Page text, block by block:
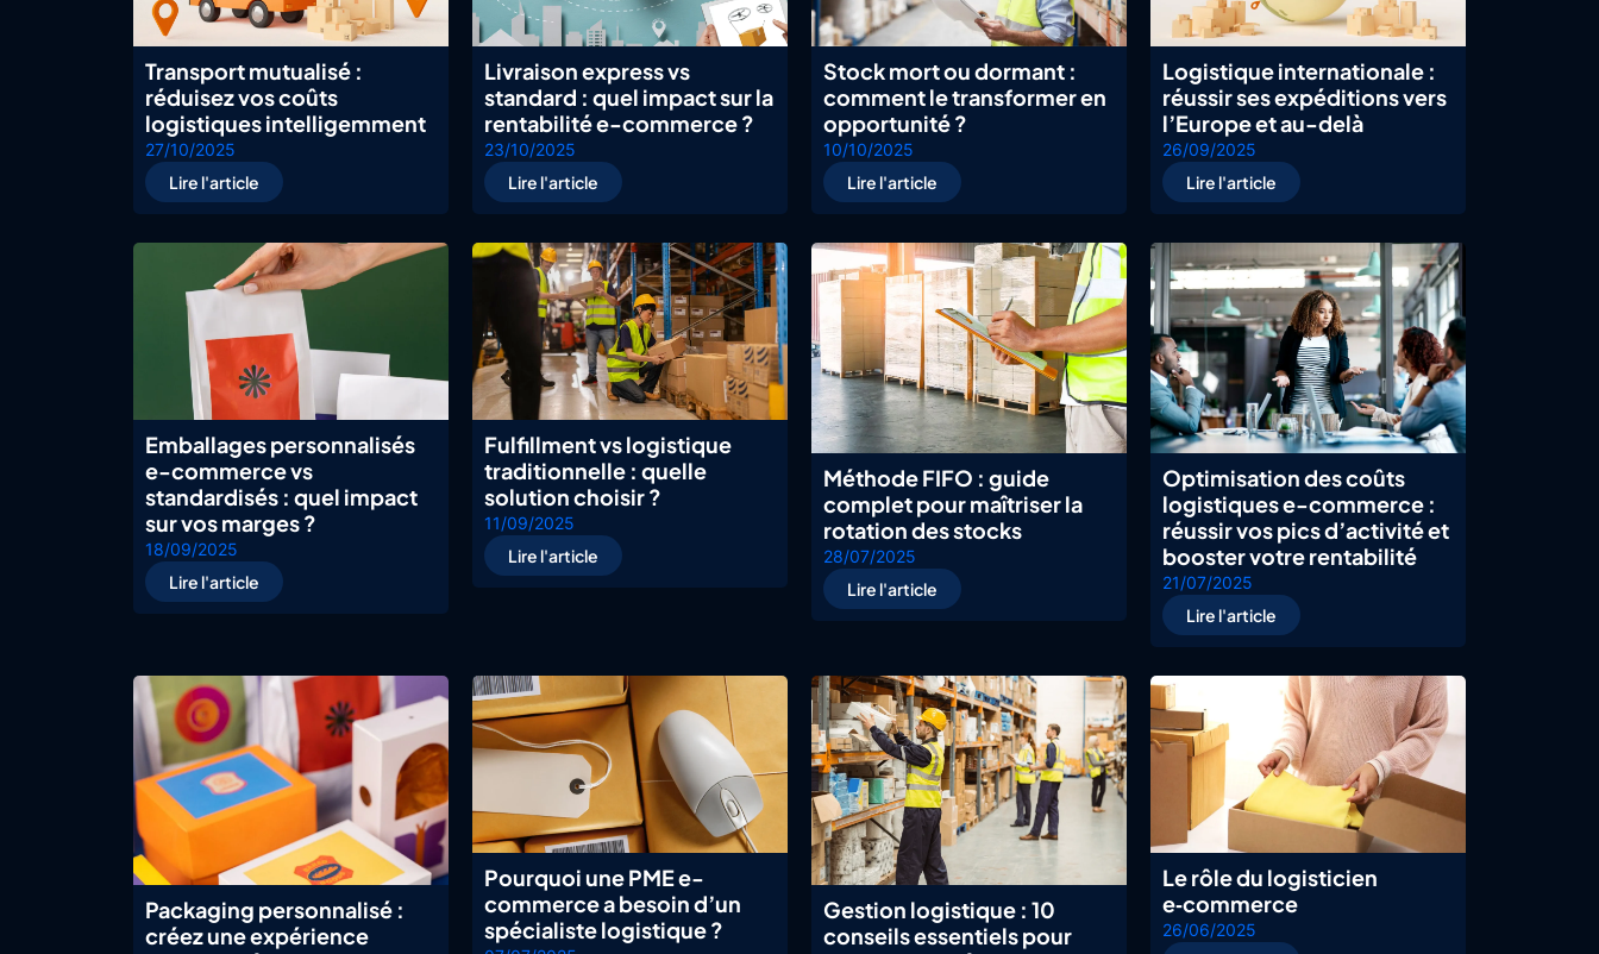
Transport mutualisé :
réduisez vos coûts
logistiques intelligemment
27/10/2025
Lire l'article
Livraison express vs
standard : quel impact sur la
rentabilité e-commerce ?
23/10/2025
Lire l'article
Stock mort ou dormant :
comment le transformer en
opportunité ?
10/10/2025
Lire l'article
Logistique internationale :
réussir ses expéditions vers
l’Europe et au-delà
26/09/2025
Lire l'article
Emballages personnalisés
e-commerce vs
standardisés : quel impact
sur vos marges ?
18/09/2025
Lire l'article
Fulfillment vs logistique
traditionnelle : quelle
solution choisir ?
11/09/2025
Lire l'article
Méthode FIFO : guide
complet pour maîtriser la
rotation des stocks
28/07/2025
Lire l'article
Optimisation des coûts
logistiques e-commerce :
réussir vos pics d’activité et
booster votre rentabilité
21/07/2025
Lire l'article
Packaging personnalisé :
créez une expérience
Pourquoi une PME e-
commerce a besoin d’un
spécialiste logistique ?
Gestion logistique : 10
conseils essentiels pour
Le rôle du logisticien
e‑commerce
26/06/2025